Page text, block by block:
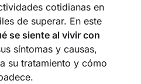
cotidianas en
de superar. En este
se siente al vivir con
síntomas y causas,
su tratamiento y cómo